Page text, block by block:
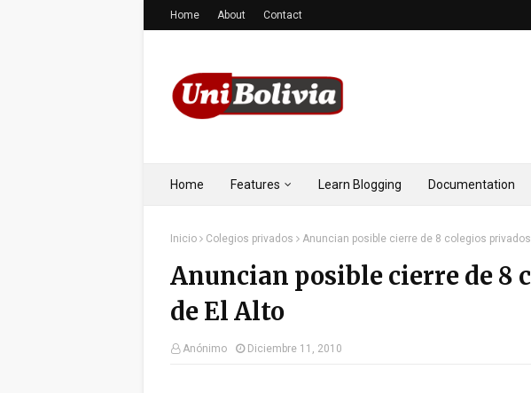
Home About Contact
Home Features Learn Blogging Documentation
Inicio Colegios privados Anuncian posible cierre de 8 colegios
Anuncian posible cierre de 8
de El Alto
Anónimo Diciembre 11, 2010